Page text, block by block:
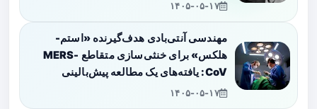
۱۴۰۵-۰۵-۱۷
مهندسی آنتی‌بادی هدف‌گیرنده «استم-
هلکس» برای خنثی‌سازی متقاطع MERS-
CoV: یافته‌های یک مطالعه پیش‌بالینی
۱۴۰۵-۰۵-۱۷